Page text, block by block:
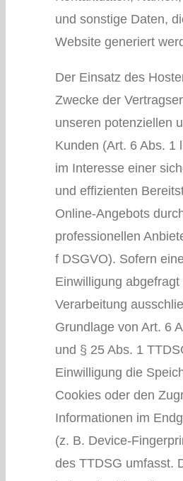
und sonstige Daten,
Website generiert
Der Einsatz des
Zwecke der
unseren potenziellen
Kunden (Art. 6 Abs. 1
im Interesse einer
und effizienten
Online-Angebots
professionellen
f DSGVO). Sofern
Einwilligung
Verarbeitung
Grundlage von Art. 6
und § 25 Abs. 1
Einwilligung die
Cookies oder den
Informationen im
(z. B. Device-
des TTDSG umfasst.